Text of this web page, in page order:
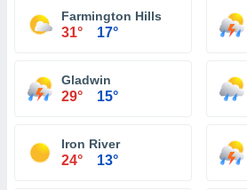
Farmington Hills
31° 17°
Gladwin
29° 15°
Iron River
24° 13°